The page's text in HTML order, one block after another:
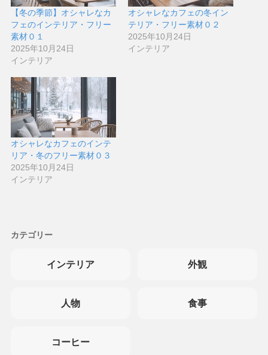
【冬の季節】オシャレなカ
フェのインテリア・フリー
素材０１
2025年10月24日
インテリア
オシャレなカフェの冬イン
テリア・フリー素材０２
2025年10月24日
インテリア
オシャレなカフェのインテ
リア・冬のフリー素材０３
2025年10月24日
インテリア
カテゴリー
インテリア 外観
人物 食事
コーヒー